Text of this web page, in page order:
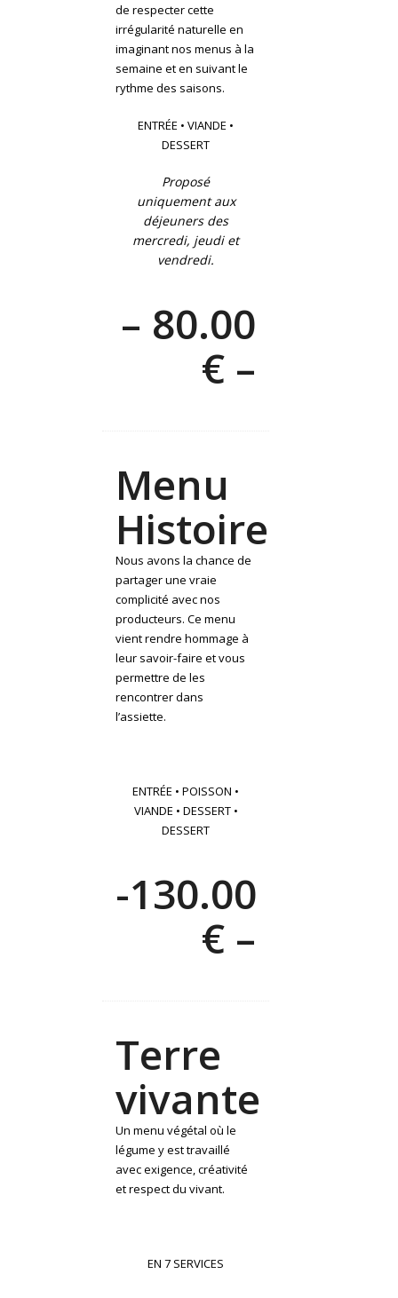
de respecter cette
irrégularité naturelle en
imaginant nos menus à la
semaine et en suivant le
rythme des saisons.
ENTRÉE • VIANDE •
DESSERT
Proposé
uniquement aux
déjeuners des
mercredi, jeudi et
vendredi.
– 80.00
€ –
Menu
Histoire
Nous avons la chance de
partager une vraie
complicité avec nos
producteurs. Ce menu
vient rendre hommage à
leur savoir-faire et vous
permettre de les
rencontrer dans
l’assiette.
ENTRÉE • POISSON •
VIANDE • DESSERT •
DESSERT
-130.00
€ –
Terre
vivante
Un menu végétal où le
légume y est travaillé
avec exigence, créativité
et respect du vivant.
EN 7 SERVICES